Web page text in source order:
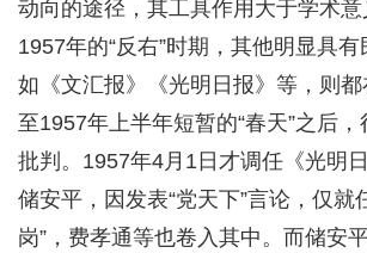
动向的途径，其工具作用大于学术
1957年的“反右”时期，其他明显具有
如《文汇报》《光明日报》等，则
至1957年上半年短暂的“春天”之后
批判。1957年4月1日才调任《光明
储安平，因发表“党天下”言论，仅就
岗”，费孝通等也卷入其中。而储安